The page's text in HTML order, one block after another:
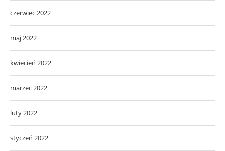
czerwiec 2022
maj 2022
kwiecień 2022
marzec 2022
luty 2022
styczeń 2022